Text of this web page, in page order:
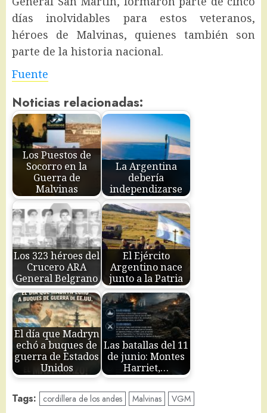
días inolvidables para estos veteranos,
héroes de Malvinas, quienes también son
parte de la historia nacional.
Fuente
Noticias relacionadas:
Los Puestos de
Socorro en la
Guerra de
Malvinas
La Argentina
debería
independizarse
Los 323 héroes del
Crucero ARA
General Belgrano
El Ejército
Argentino nace
junto a la Patria
El día que Madryn
echó a buques de
guerra de Estados
Unidos
Las batallas del 11
de junio: Montes
Harriet,…
Tags: cordillera de los andes Malvinas VGM